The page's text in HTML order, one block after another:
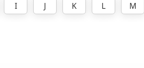
I J K L M